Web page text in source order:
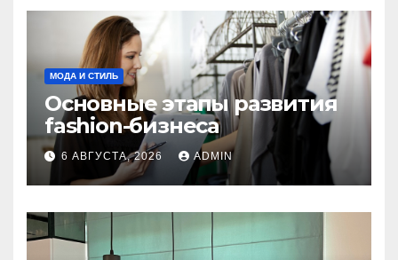
МОДА И СТИЛЬ
Основные этапы развития
fashion-бизнеса
6 АВГУСТА, 2026 ADMIN